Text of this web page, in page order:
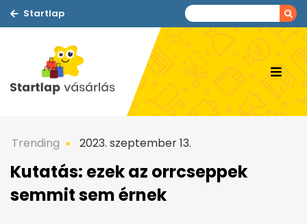
Startlap
Trending 2023. szeptember 13.
Kutatás: ezek az orrcseppek
semmit sem érnek